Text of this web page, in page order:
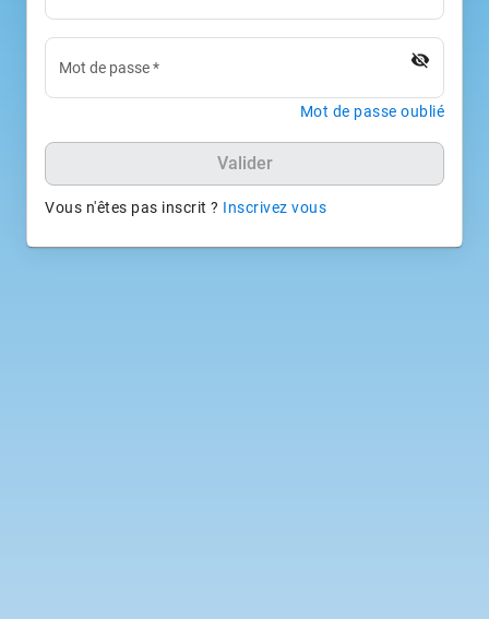
Mot de passe* visibility_off
Mot de passe oublié
Valider
Vous n'êtes pas inscrit ? Inscrivez vous